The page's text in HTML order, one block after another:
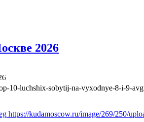
2026
10-luchshix-sobytij-na-vyxodnye-8-i-9-
https://kudamoscow.ru/image/269/250/